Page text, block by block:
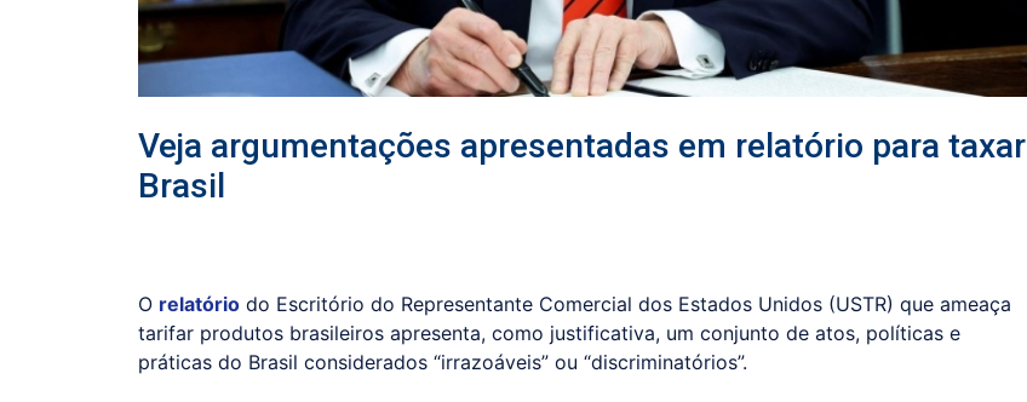
Veja argumentações apresentadas em relatório para taxar
Brasil
O relatório do Escritório do Representante Comercial dos Estados Unidos (USTR) que ameaça
tarifar produtos brasileiros apresenta, como justificativa, um conjunto de atos, políticas e
práticas do Brasil considerados “irrazoáveis” ou “discriminatórios”.